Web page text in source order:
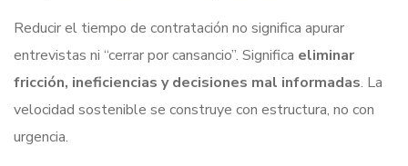
Reducir el tiempo de contratación no significa apurar
entrevistas ni “cerrar por cansancio”. Significa eliminar
fricción, ineficiencias y decisiones mal informadas. La
velocidad sostenible se construye con estructura, no con
urgencia.